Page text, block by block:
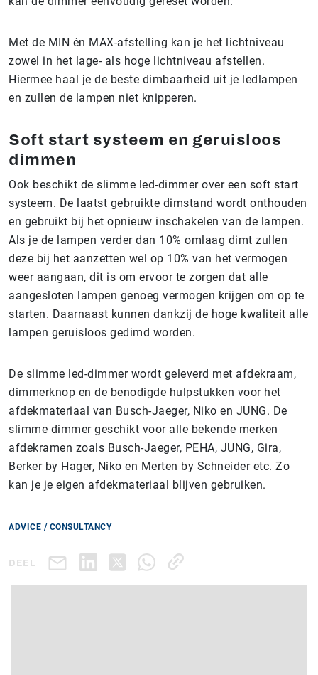
Met de MIN én MAX-afstelling kan je het lichtniveau
zowel in het lage- als hoge lichtniveau afstellen.
Hiermee haal je de beste dimbaarheid uit je ledlampen
en zullen de lampen niet knipperen.
Soft start systeem en geruisloos
dimmen
Ook beschikt de slimme led-dimmer over een soft start
systeem. De laatst gebruikte dimstand wordt onthouden
en gebruikt bij het opnieuw inschakelen van de lampen.
Als je de lampen verder dan 10% omlaag dimt zullen
deze bij het aanzetten wel op 10% van het vermogen
weer aangaan, dit is om ervoor te zorgen dat alle
aangesloten lampen genoeg vermogen krijgen om op te
starten. Daarnaast kunnen dankzij de hoge kwaliteit alle
lampen geruisloos gedimd worden.
De slimme led-dimmer wordt geleverd met afdekraam,
dimmerknop en de benodigde hulpstukken voor het
afdekmateriaal van Busch-Jaeger, Niko en JUNG. De
slimme dimmer geschikt voor alle bekende merken
afdekramen zoals Busch-Jaeger, PEHA, JUNG, Gira,
Berker by Hager, Niko en Merten by Schneider etc. Zo
kan je je eigen afdekmateriaal blijven gebruiken.
ADVICE / CONSULTANCY
DEEL